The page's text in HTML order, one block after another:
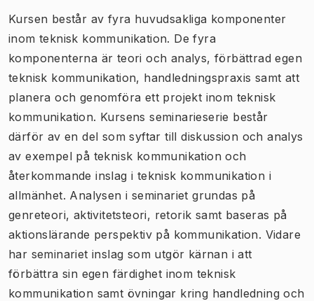
Kursen består av fyra huvudsakliga komponenter
inom teknisk kommunikation. De fyra
komponenterna är teori och analys, förbättrad egen
teknisk kommunikation, handledningspraxis samt att
planera och genomföra ett projekt inom teknisk
kommunikation. Kursens seminarieserie består
därför av en del som syftar till diskussion och analys
av exempel på teknisk kommunikation och
återkommande inslag i teknisk kommunikation i
allmänhet. Analysen i seminariet grundas på
genreteori, aktivitetsteori, retorik samt baseras på
aktionslärande perspektiv på kommunikation. Vidare
har seminariet inslag som utgör kärnan i att
förbättra sin egen färdighet inom teknisk
kommunikation samt övningar kring handledning och